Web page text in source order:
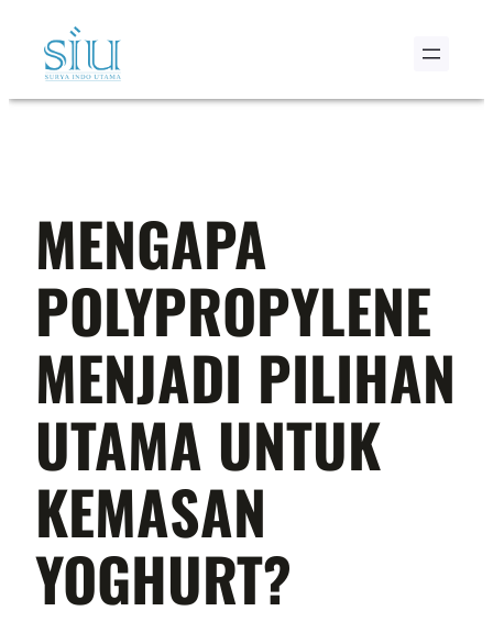
content
MENGAPA
POLYPROPYLENE
MENJADI PILIHAN
UTAMA UNTUK
KEMASAN
YOGHURT?